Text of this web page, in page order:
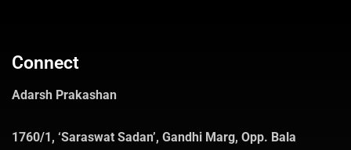
Connect
Adarsh Prakashan
1760/1, ‘Saraswat Sadan’, Gandhi Marg, Opp. Bala